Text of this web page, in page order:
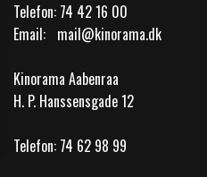
Telefon: 74 42 16 00
Email: mail@kinorama.dk
Kinorama Aabenraa
H. P. Hanssensgade 12
Telefon: 74 62 98 99